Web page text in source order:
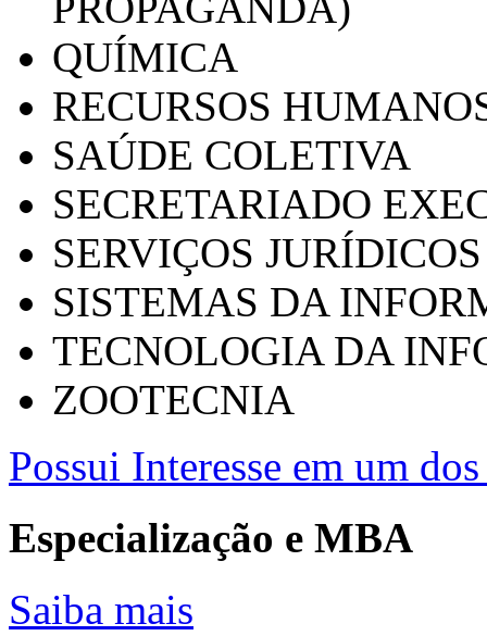
QUÍMICA
RECURSOS
SAÚDE COLETIVA
SECRETARIADO
SERVIÇOS
SISTEMAS DA
TECNOLOGIA DA
ZOOTECNIA
Possui Interesse em um
Especialização e MBA
Saiba mais